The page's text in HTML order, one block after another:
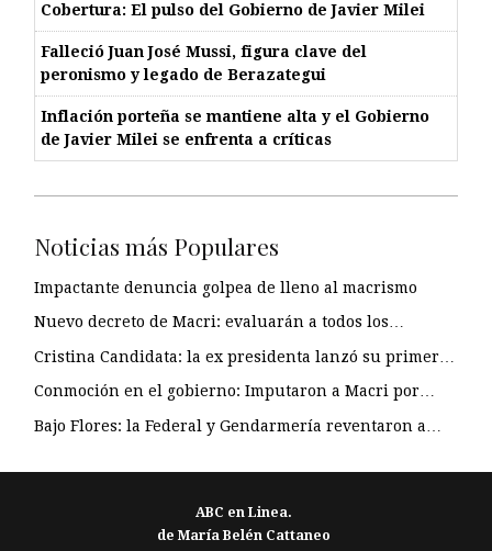
Cobertura: El pulso del Gobierno de Javier Milei
Falleció Juan José Mussi, figura clave del
peronismo y legado de Berazategui
Inflación porteña se mantiene alta y el Gobierno
de Javier Milei se enfrenta a críticas
Noticias más Populares
Impactante denuncia golpea de lleno al macrismo
Nuevo decreto de Macri: evaluarán a todos los…
Cristina Candidata: la ex presidenta lanzó su primer…
Conmoción en el gobierno: Imputaron a Macri por…
Bajo Flores: la Federal y Gendarmería reventaron a…
ABC en Linea.
de María Belén Cattaneo